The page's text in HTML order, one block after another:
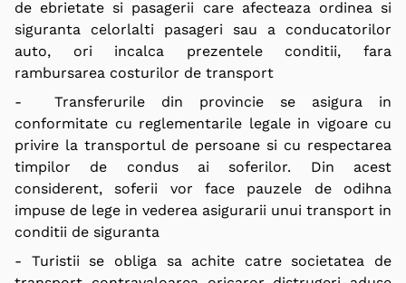
de ebrietate si pasagerii care afecteaza ordinea si
siguranta celorlalti pasageri sau a conducatorilor
auto, ori incalca prezentele conditii, fara
rambursarea costurilor de transport
- Transferurile din provincie se asigura in
conformitate cu reglementarile legale in vigoare cu
privire la transportul de persoane si cu respectarea
timpilor de condus ai soferilor. Din acest
considerent, soferii vor face pauzele de odihna
impuse de lege in vederea asigurarii unui transport in
conditii de siguranta
- Turistii se obliga sa achite catre societatea de